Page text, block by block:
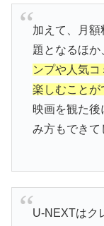
加えて、月
題となるほか
ンプや人気
楽しむことが
映画を観た後
み方もできて
U-NEXTはク